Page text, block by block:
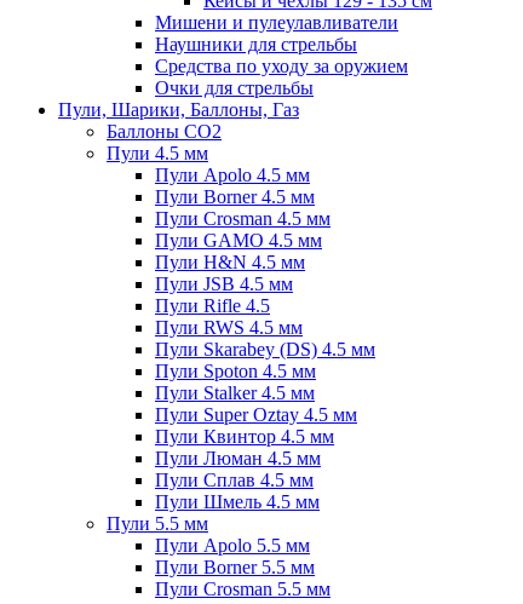
Мишени и пулеулавливатели
Наушники для стрельбы
Средства по уходу за оружием
Очки для стрельбы
Пули, Шарики, Баллоны, Газ
Баллоны CO2
Пули 4.5 мм
Пули Apolo 4.5 мм
Пули Borner 4.5 мм
Пули Crosman 4.5 мм
Пули GAMO 4.5 мм
Пули H&N 4.5 мм
Пули JSB 4.5 мм
Пули Rifle 4.5
Пули RWS 4.5 мм
Пули Skarabey (DS) 4.5 мм
Пули Spoton 4.5 мм
Пули Stalker 4.5 мм
Пули Super Oztay 4.5 мм
Пули Квинтор 4.5 мм
Пули Люман 4.5 мм
Пули Сплав 4.5 мм
Пули Шмель 4.5 мм
Пули 5.5 мм
Пули Apolo 5.5 мм
Пули Borner 5.5 мм
Пули Crosman 5.5 мм